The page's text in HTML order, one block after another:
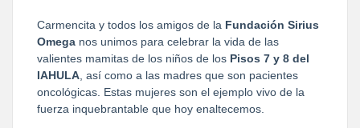
Carmencita y todos los amigos de la Fundación Sirius
Omega nos unimos para celebrar la vida de las
valientes mamitas de los niños de los Pisos 7 y 8 del
IAHULA, así como a las madres que son pacientes
oncológicas. Estas mujeres son el ejemplo vivo de la
fuerza inquebrantable que hoy enaltecemos.